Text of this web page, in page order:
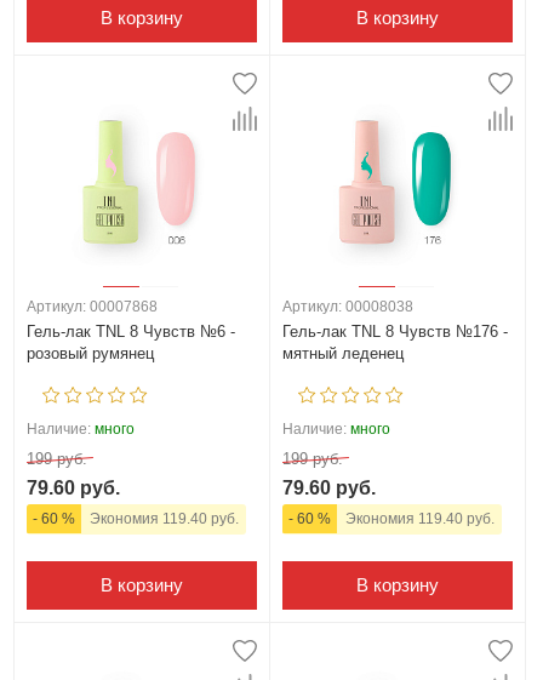
В корзину В корзину
Артикул: 00007868
Гель-лак TNL 8 Чувств №6 -
розовый румянец
Наличие: много
199 руб.
79.60 руб.
- 60 % Экономия 119.40 руб.
В корзину
Артикул: 00008038
Гель-лак TNL 8 Чувств №176 -
мятный леденец
Наличие: много
199 руб.
79.60 руб.
- 60 % Экономия 119.40 руб.
В корзину